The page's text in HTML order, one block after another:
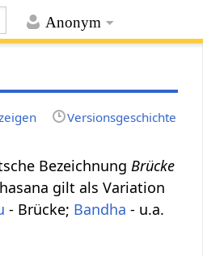
Anonym
Versionsgeschichte
Bezeichnung Brücke
gilt als Variation
- Brücke; Bandha - u.a.